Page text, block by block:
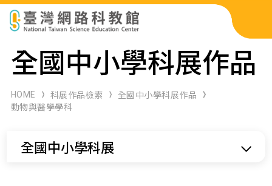
科展作品檢索
科學研習月刊
全國中小學科展作品
HOME 科展作品檢索
全國中小學科展作品
動物與醫學學科
全國中小學科展